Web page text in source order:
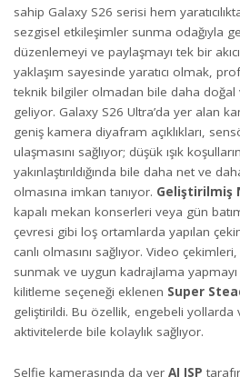
sahip Galaxy S26 serisi hem
sezgisel etkileşimler sunma odağıyla
düzenlemeyi ve paylaşmayı tek bir
yaklaşım sayesinde yaratıcı olmak,
teknik bilgiler olmadan bile daha
geliyor. Galaxy S26 Ultra’da yer alan
geniş kamera diyafram açıklıkları,
ulaşmasını sağlıyor; düşük ışık
yakınlaştırıldığında bile daha net ve
olmasına imkan tanıyor. Geliştirilmiş
kapalı mekan konserleri veya gün
çevresi gibi loş ortamlarda yapılan
canlı olmasını sağlıyor. Video
sunmak ve uygun kadrajlama
kilitleme seçeneği eklenen Super
geliştirildi. Bu özellik, engebeli
aktivitelerde bile kolaylık sağlıyor.
Selfie kamerasında da yer AI ISP